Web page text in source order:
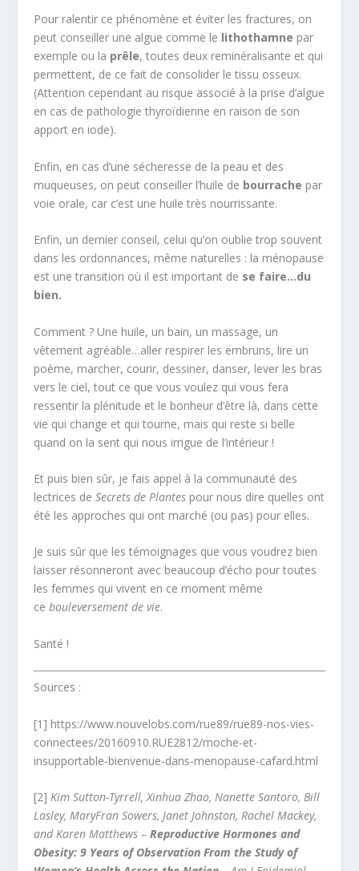
Pour ralentir ce phénomène et éviter les fractures, on
peut conseiller une algue comme le lithothamne par
exemple ou la prêle, toutes deux reminéralisante et qui
permettent, de ce fait de consolider le tissu osseux.
(Attention cependant au risque associé à la prise d’algue
en cas de pathologie thyroïdienne en raison de son
apport en iode).
Enfin, en cas d’une sécheresse de la peau et des
muqueuses, on peut conseiller l’huile de bourrache par
voie orale, car c’est une huile très nourrissante.
Enfin, un dernier conseil, celui qu’on oublie trop souvent
dans les ordonnances, même naturelles : la ménopause
est une transition où il est important de se faire…du
bien.
Comment ? Une huile, un bain, un massage, un
vêtement agréable…aller respirer les embruns, lire un
poème, marcher, courir, dessiner, danser, lever les bras
vers le ciel, tout ce que vous voulez qui vous fera
ressentir la plénitude et le bonheur d’être là, dans cette
vie qui change et qui tourne, mais qui reste si belle
quand on la sent qui nous irrigue de l’intérieur !
Et puis bien sûr, je fais appel à la communauté des
lectrices deSecrets de Plantes pour nous dire quelles ont
été les approches qui ont marché (ou pas) pour elles.
Je suis sûr que les témoignages que vous voudrez bien
laisser résonneront avec beaucoup d’écho pour toutes
les femmes qui vivent en ce moment même
cebouleversement de vie.
Santé !
Sources :
[1] https://www.nouvelobs.com/rue89/rue89-nos-vies-
connectees/20160910.RUE2812/moche-et-
insupportable-bienvenue-dans-menopause-cafard.html
[2]Kim Sutton-Tyrrell,Xinhua Zhao,Nanette Santoro,Bill
Lasley,MaryFran Sowers,Janet Johnston,Rachel Mackey,
andKaren Matthews –Reproductive Hormones and
Obesity: 9 Years of Observation From the Study of